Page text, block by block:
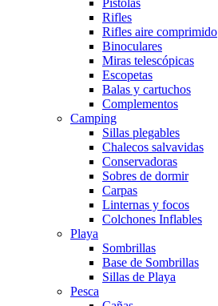
Pistolas
Rifles
Rifles aire comprimido
Binoculares
Miras telescópicas
Escopetas
Balas y cartuchos
Complementos
Camping
Sillas plegables
Chalecos salvavidas
Conservadoras
Sobres de dormir
Carpas
Linternas y focos
Colchones Inflables
Playa
Sombrillas
Base de Sombrillas
Sillas de Playa
Pesca